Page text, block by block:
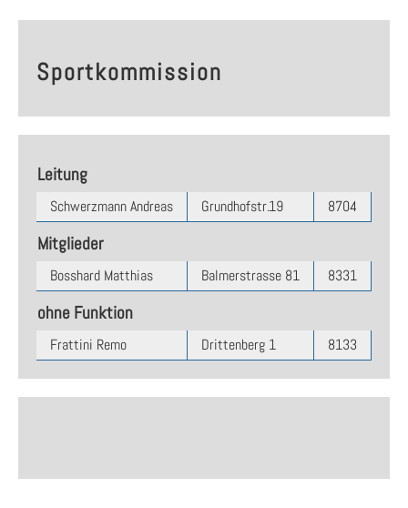
Sportkommission
Leitung
Schwerzmann Andreas Grundhofstr.19 8704
Mitglieder
Bosshard Matthias Balmerstrasse 81 8331
ohne Funktion
Frattini Remo Drittenberg 1 8133